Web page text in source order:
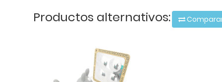
Productos alternativos: